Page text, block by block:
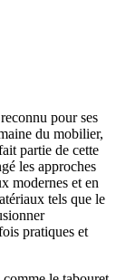
pour ses
du mobilier,
partie de cette
les approches
modernes et en
tels que le
pratiques et